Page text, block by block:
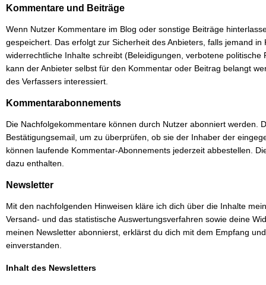
Kommentare und Beiträge
Wenn Nutzer Kommentare im Blog oder sonstige Beiträge
gespeichert. Das erfolgt zur Sicherheit des Anbieters, falls jemand
widerrechtliche Inhalte schreibt (Beleidigungen, verbotene
kann der Anbieter selbst für den Kommentar oder Beitrag belangt
des Verfassers interessiert.
Kommentarabonnements
Die Nachfolgekommentare können durch Nutzer abonniert werden.
Bestätigungsemail, um zu überprüfen, ob sie der Inhaber der
können laufende Kommentar-Abonnements jederzeit abbestellen.
dazu enthalten.
Newsletter
Mit den nachfolgenden Hinweisen kläre ich dich über die Inhalte
Versand- und das statistische Auswertungsverfahren sowie deine
meinen Newsletter abonnierst, erklärst du dich mit dem Empfang
einverstanden.
Inhalt des Newsletters